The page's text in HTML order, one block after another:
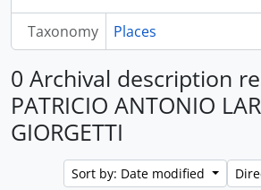
Taxonomy Places
0 Archival description
PATRICIO ANTONIO
GIORGETTI
Sort by: Date modified